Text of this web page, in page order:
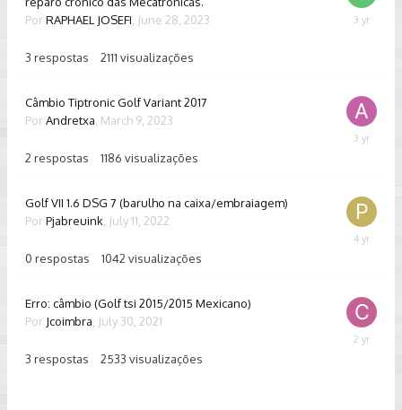
Por RAPHAEL JOSEFI June 28, 2023
3 respostas 2111 visualizações
July
Câmbio Tiptronic Golf Variant 2017
Por Andretxa March 9, 2023
2 respostas 1186 visualizações
March
Golf VII 1.6 DSG 7 (barulho na caixa/embraiagem)
Por Pjabreuink July 11, 2022
0 respostas 1042 visualizações
July
Erro: câmbio (Golf tsi 2015/2015 Mexicano)
Por Jcoimbra July 30, 2021
3 respostas 2533 visualizações
April